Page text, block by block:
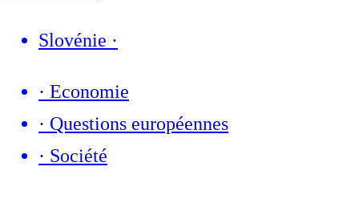
Slovénie ·
· Economie
· Questions européennes
· Société